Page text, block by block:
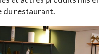
du restaurant.